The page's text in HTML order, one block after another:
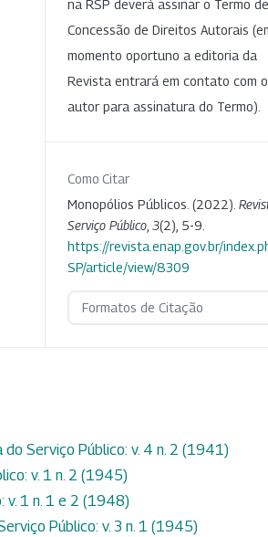
na RSP deverá assinar o Termo de
Concessão de Direitos Autorais
momento oportuno a editoria da
Revista entrará em contato com o
autor para assinatura do Termo).
Como Citar
Monopólios Públicos. (2022).
Serviço Público 3(2), 5-9.
https://revista.enap.gov.br/
SP/article/view/8309
Formatos de Citação
do Serviço Público: v. 4 n. 2 (1941)
v. 1 n. 2 (1945)
v. 1 n. 1 e 2 (1948)
Público: v. 3 n. 1 (1945)